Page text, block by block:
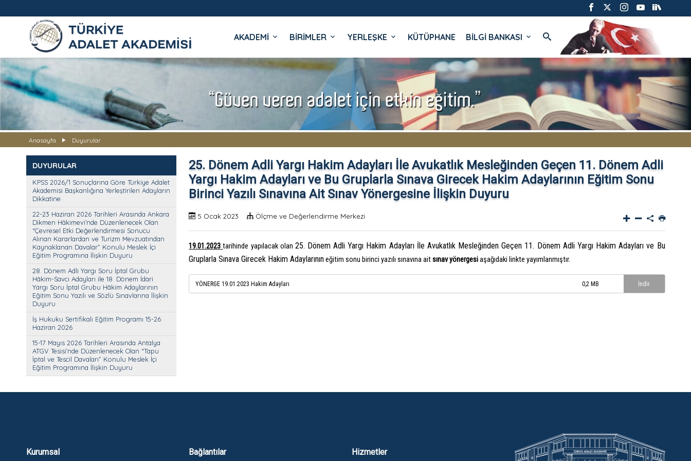
TÜRKİYE ADALET AKADEMİSİ
AKADEMİ BİRİMLER YERLEŞKE KÜTÜPHANE BİLGİ BANKASI
Anasayfa Duyurular
DUYURULAR
KPSS 2026/1 Sonuçlarına Göre Türkiye Adalet
Akademisi Başkanlığına Yerleştirilen Adayların
Dikkatine
22-23 Haziran 2026 Tarihleri Arasında Ankara
Dikmen Hâkimevi’nde Düzenlenecek Olan
“Çevresel Etki Değerlendirmesi Sonucu
Alınan Kararlardan ve Turizm Mevzuatından
Kaynaklanan Davalar” Konulu Meslek İçi
Eğitim Programına İlişkin Duyuru
28. Dönem Adli Yargı Soru İptal Grubu
Hâkim-Savcı Adayları ile 18. Dönem İdari
Yargı Soru İptal Grubu Hâkim Adaylarının
Eğitim Sonu Yazılı ve Sözlü Sınavlarına İlişkin
Duyuru
İş Hukuku Sertifikalı Eğitim Programı 15-26
Haziran 2026
15-17 Mayıs 2026 Tarihleri Arasında Antalya
ATGV Tesisi’nde Düzenlenecek Olan “Tapu
İptal ve Tescil Davaları” Konulu Meslek İçi
Eğitim Programına İlişkin Duyuru
25. Dönem Adli Yargı Hakim Adayları İle Avukatlık Mesleğinden Geçen 11. Dönem Adli
Yargı Hakim Adayları ve Bu Gruplarla Sınava Girecek Hakim Adaylarının Eğitim Sonu
Birinci Yazılı Sınavına Ait Sınav Yönergesine İlişkin Duyuru
5 Ocak 2023 Ölçme ve Değerlendirme Merkezi
19.01.2023tarihinde yapılacak olan 25. Dönem Adli Yargı Hakim Adayları İle Avukatlık Mesleğinden Geçen 11. Dönem Adli Yargı Hakim Adayları ve Bu
Gruplarla Sınava Girecek Hakim Adaylarınıneğitim sonu birinci yazılı sınavına aitsınav yönergesiaşağıdaki linkte yayımlanmıştır.
YÖNERGE 19.01.2023 Hakim Adayları 0,2 MB İndir
Kurumsal Bağlantılar Hizmetler